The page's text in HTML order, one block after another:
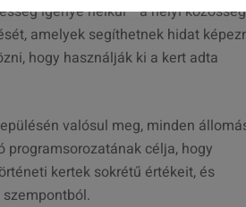
igénye nélkül– a helyi
amelyek segíthetnek hidat
hogy használják ki a kert adta
valósul meg, minden
célja, hogy
kertek sokrétű értékeit, és